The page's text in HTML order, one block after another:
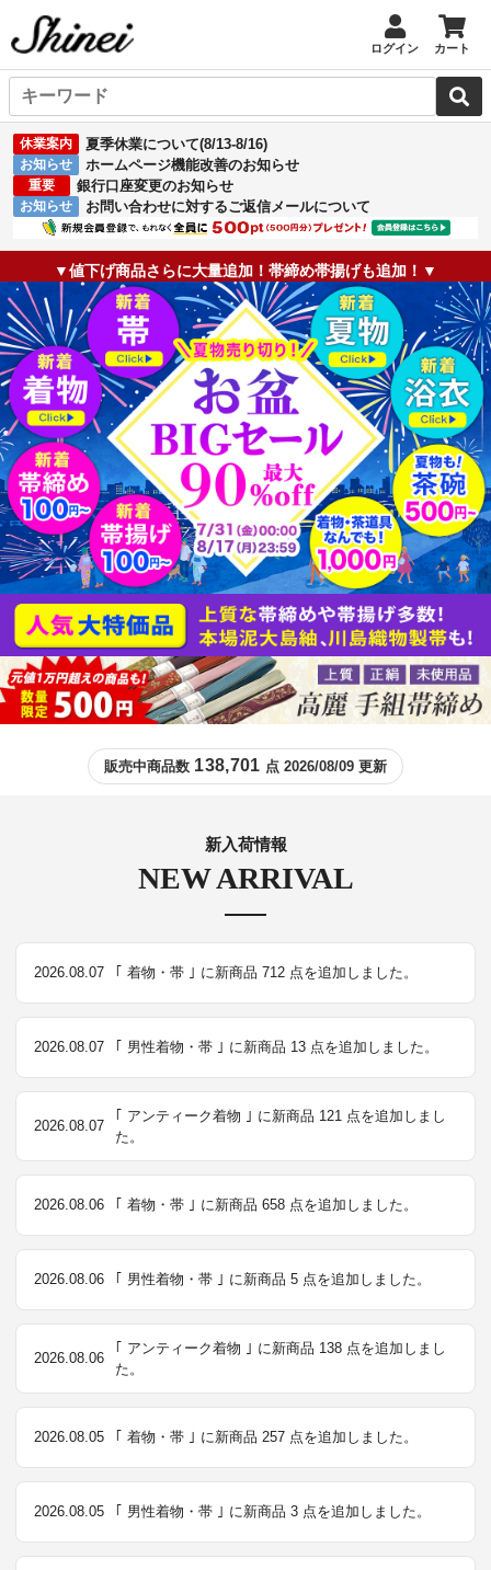
ログイン カート
休業案内 夏季休業について(8/13-8/16)
お知らせ ホームページ機能改善のお知らせ
重要 銀行口座変更のお知らせ
お知らせ お問い合わせに対するご返信メールについて
▼値下げ商品さらに大量追加！帯締め帯揚げも追加！▼
販売中商品数 138,701 点 2026/08/09 更新
NEW ARRIVAL
新入荷情報
2026.08.07 ｢ 着物・帯 ｣ に新商品 712 点を追加しました。
2026.08.07 ｢ 男性着物・帯 ｣ に新商品 13 点を追加しました。
2026.08.07
｢ アンティーク着物 ｣ に新商品 121 点を追加しまし
た。
2026.08.06 ｢ 着物・帯 ｣ に新商品 658 点を追加しました。
2026.08.06 ｢ 男性着物・帯 ｣ に新商品 5 点を追加しました。
2026.08.06
｢ アンティーク着物 ｣ に新商品 138 点を追加しまし
た。
2026.08.05 ｢ 着物・帯 ｣ に新商品 257 点を追加しました。
2026.08.05 ｢ 男性着物・帯 ｣ に新商品 3 点を追加しました。